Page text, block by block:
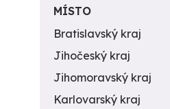
MÍSTO
Bratislavský kraj
Jihočeský kraj
Jihomoravský kraj
Karlovarský kraj